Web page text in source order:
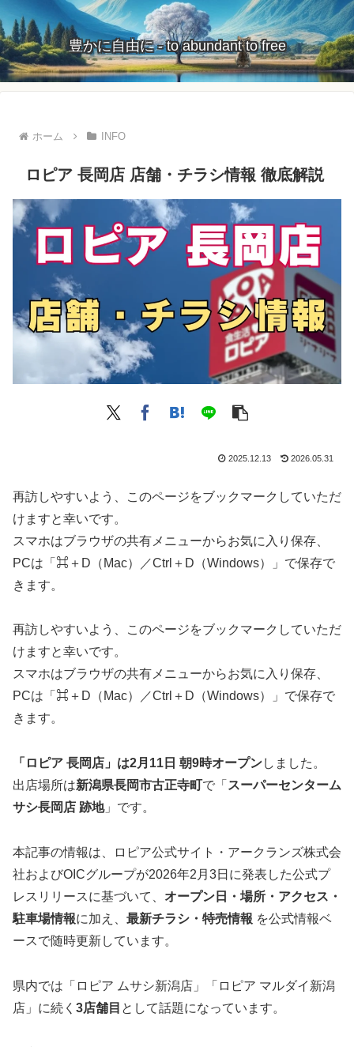
豊かに自由に - to abundant to free
ホーム INFO
ロピア 長岡店 店舗・チラシ情報 徹底解説
2025.12.13 2026.05.31
再訪しやすいよう、このページをブックマークしていただ
けますと幸いです。
スマホはブラウザの共有メニューからお気に入り保存、
PCは「⌘＋D（Mac）／Ctrl＋D（Windows）」で保存で
きます。
再訪しやすいよう、このページをブックマークしていただ
けますと幸いです。
スマホはブラウザの共有メニューからお気に入り保存、
PCは「⌘＋D（Mac）／Ctrl＋D（Windows）」で保存で
きます。
「ロピア 長岡店」は2月11日 朝9時オープンしました。
出店場所は新潟県長岡市古正寺町で「 スーパーセンターム
サシ長岡店 跡地」です。
本記事の情報は、ロピア公式サイト・アークランズ株式会
社およびOICグループが2026年2月3日に発表した公式プ
レスリリースに基づいて、 オープン日・場所・アクセス・
駐車場情報に加え、 最新チラシ・特売情報 を公式情報ベ
ースで随時更新しています。
県内では「ロピア ムサシ新潟店」「ロピア マルダイ新潟
店」に続く 3店舗目 として話題になっています。